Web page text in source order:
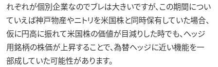
れぞれが個別企業なのでブレは大きいですが、この期間につい
ていえば神戸物産やニトリを米国株と同時保有していた場合、
仮に円高に振れて米国株の価値が目減りした時でも、ヘッジ
用銘柄の株価が上昇することで、為替ヘッジに近い機能を一
部成していた可能性があります。